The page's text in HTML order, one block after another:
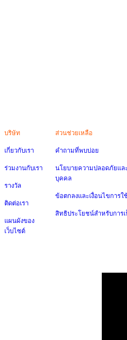
บริษัท
เกี่ยวกับเรา
ร่วมงานกับเรา
รางวัล
ติดต่อเรา
แผนผังของ
เว็บไซต์
ส่วนช่วยเหลือ
คำถามที่พบบ่อย
นโยบายความปลอดภัยแล
บุคคล
ข้อตกลงและเงื่อนไขการใ
สิทธิประโยชน์สำหรับการ